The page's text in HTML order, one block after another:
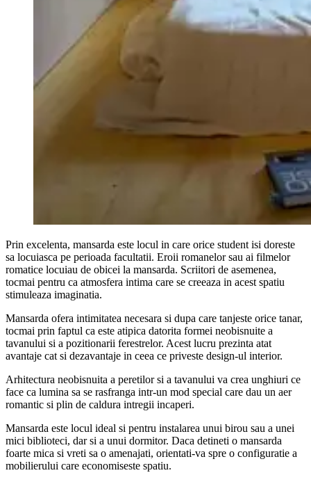
Prin excelenta, mansarda este locul in care orice student isi doreste
sa locuiasca pe perioada facultatii. Eroii romanelor sau ai filmelor
romatice locuiau de obicei la mansarda. Scriitori de asemenea,
tocmai pentru ca atmosfera intima care se creeaza in acest spatiu
stimuleaza imaginatia.
Mansarda ofera intimitatea necesara si dupa care tanjeste orice tanar,
tocmai prin faptul ca este atipica datorita formei neobisnuite a
tavanului si a pozitionarii ferestrelor. Acest lucru prezinta atat
avantaje cat si dezavantaje in ceea ce priveste design-ul interior.
Arhitectura neobisnuita a peretilor si a tavanului va crea unghiuri ce
face ca lumina sa se rasfranga intr-un mod special care dau un aer
romantic si plin de caldura intregii incaperi.
Mansarda este locul ideal si pentru instalarea unui birou sau a unei
mici biblioteci, dar si a unui dormitor. Daca detineti o mansarda
foarte mica si vreti sa o amenajati, orientati-va spre o configuratie a
mobilierului care economiseste spatiu.